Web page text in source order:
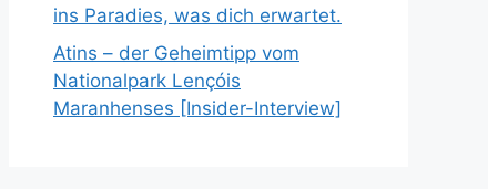
ins Paradies, was dich erwartet.
Atins – der Geheimtipp vom
Nationalpark Lençóis
Maranhenses [Insider-Interview]